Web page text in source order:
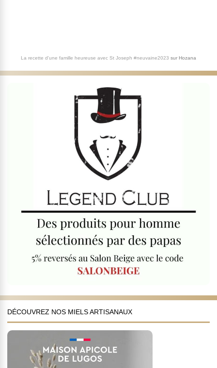
La recette d'une famille heureuse avec St Joseph #neuvaine2023 sur Hozana
DÉCOUVREZ NOS MIELS ARTISANAUX